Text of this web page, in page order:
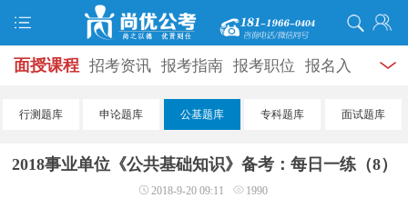
面授课程 招考资讯 报考指南 报考职位 报名入
口 打准考证 成绩查询 面试公告 录用公示 辅导
学员风采 名师团队
行测题库 申论题库 公基题库 专科题库 面试题库
2018事业单位《公共基础知识》备考：每日一练（8）
2018-9-20 09:11 1990